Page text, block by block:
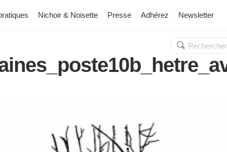
Nichoir & Noisette Presse Adhérez Newsletter
Rechercher :
OK